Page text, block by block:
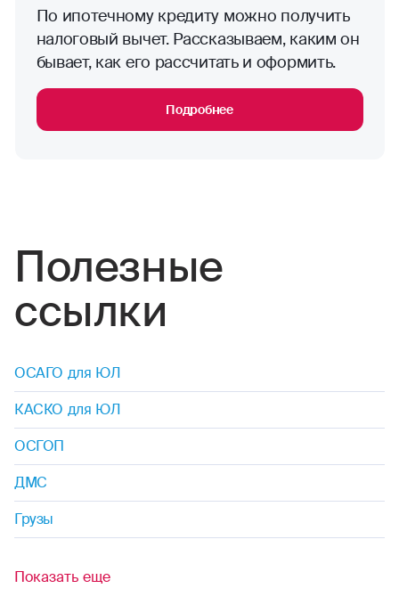
По ипотечному кредиту можно получить
налоговый вычет. Рассказываем, каким он
бывает, как его рассчитать и оформить.
Подробнее
Полезные
ссылки
ОСАГО для ЮЛ
КАСКО для ЮЛ
ОСГОП
ДМС
Грузы
Показать еще